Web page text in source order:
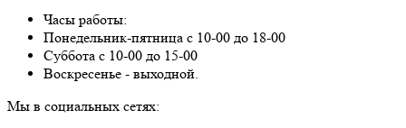
Часы работы:
Понедельник-пятница с 10-00 до 18-00
Суббота с 10-00 до 15-00
Воскресенье - выходной.
Мы в социальных сетях: